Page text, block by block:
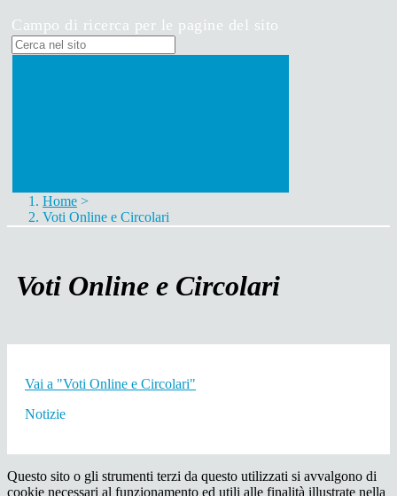
Campo di ricerca per le pagine del sito
Home >
Voti Online e Circolari
Voti Online e Circolari
Vai a "Voti Online e Circolari"
Notizie
Questo sito o gli strumenti terzi da questo utilizzati si avvalgono di
cookie necessari al funzionamento ed utili alle finalità illustrate nella